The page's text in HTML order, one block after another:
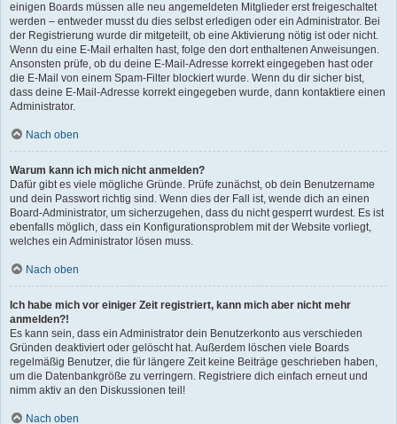
einigen Boards müssen alle neu angemeldeten Mitglieder erst freigeschaltet
werden – entweder musst du dies selbst erledigen oder ein Administrator. Bei
der Registrierung wurde dir mitgeteilt, ob eine Aktivierung nötig ist oder nicht.
Wenn du eine E-Mail erhalten hast, folge den dort enthaltenen Anweisungen.
Ansonsten prüfe, ob du deine E-Mail-Adresse korrekt eingegeben hast oder
die E-Mail von einem Spam-Filter blockiert wurde. Wenn du dir sicher bist,
dass deine E-Mail-Adresse korrekt eingegeben wurde, dann kontaktiere einen
Administrator.
Nach oben
Warum kann ich mich nicht anmelden?
Dafür gibt es viele mögliche Gründe. Prüfe zunächst, ob dein Benutzername
und dein Passwort richtig sind. Wenn dies der Fall ist, wende dich an einen
Board-Administrator, um sicherzugehen, dass du nicht gesperrt wurdest. Es ist
ebenfalls möglich, dass ein Konfigurationsproblem mit der Website vorliegt,
welches ein Administrator lösen muss.
Nach oben
Ich habe mich vor einiger Zeit registriert, kann mich aber nicht mehr
anmelden?!
Es kann sein, dass ein Administrator dein Benutzerkonto aus verschieden
Gründen deaktiviert oder gelöscht hat. Außerdem löschen viele Boards
regelmäßig Benutzer, die für längere Zeit keine Beiträge geschrieben haben,
um die Datenbankgröße zu verringern. Registriere dich einfach erneut und
nimm aktiv an den Diskussionen teil!
Nach oben